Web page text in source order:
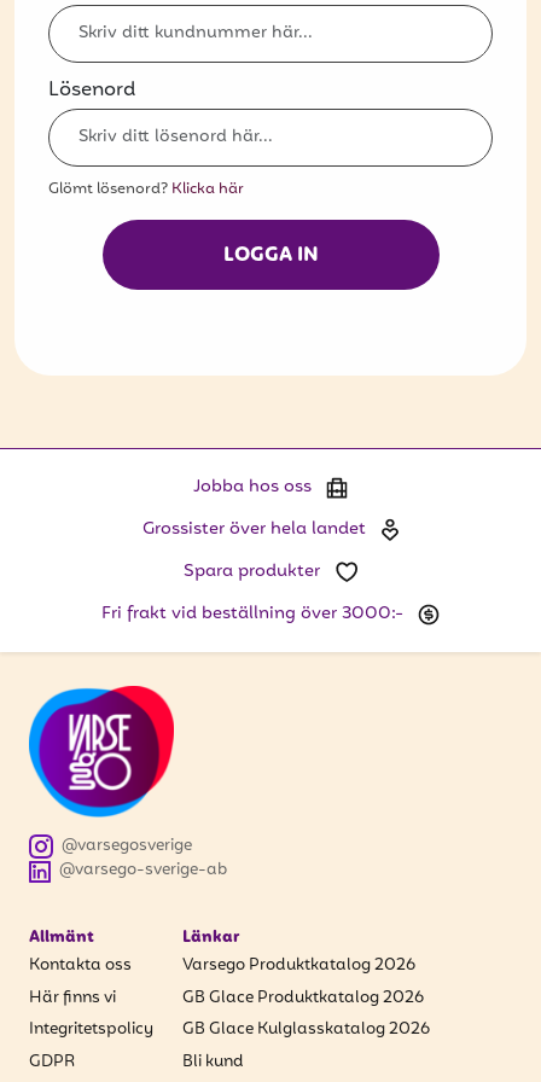
Hitta din grossist
Hållbarhet
Jobba hos oss
Kontakta oss
Om oss
Event
Vill du få erbjudanden och vara den första
att få uppdateringar kring kampanjer?
Ange din e-postadress nedan för att ta del av våra
nyheter och erbjudanden.
PRENUMERERA
Lösenord
Glömt lösenord? Klicka här
LOGGA IN
Jobba hos oss
Grossister över hela landet
Spara produkter
Fri frakt vid beställning över 3000:-
@varsego-sverige-ab
@varsegosverige
Allmänt
Kontakta oss
Här finns vi
Integritetspolicy
GDPR
Länkar
Varsego Produktkatalog 2026
GB Glace Produktkatalog 2026
GB Glace Kulglasskatalog 2026
Bli kund